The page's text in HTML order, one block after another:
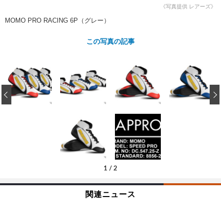
《写真提供 レアーズ》
MOMO PRO RACING 6P（グレー）
この写真の記事
1 / 2
‹
関連ニュース